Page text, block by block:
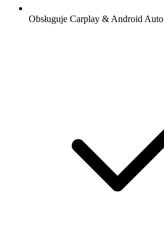
Obsługuje Carplay & Android Auto